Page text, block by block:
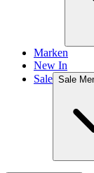
Marken
New In
Sale Sale